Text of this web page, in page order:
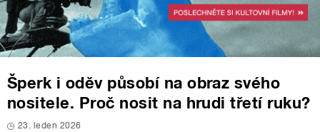
Šperk i oděv působí na obraz svého
nositele. Proč nosit na hrudi třetí ruku?
23. leden 2026